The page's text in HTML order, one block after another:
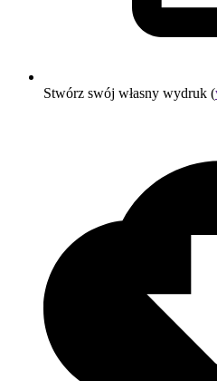
Stwórz swój własny wydruk (